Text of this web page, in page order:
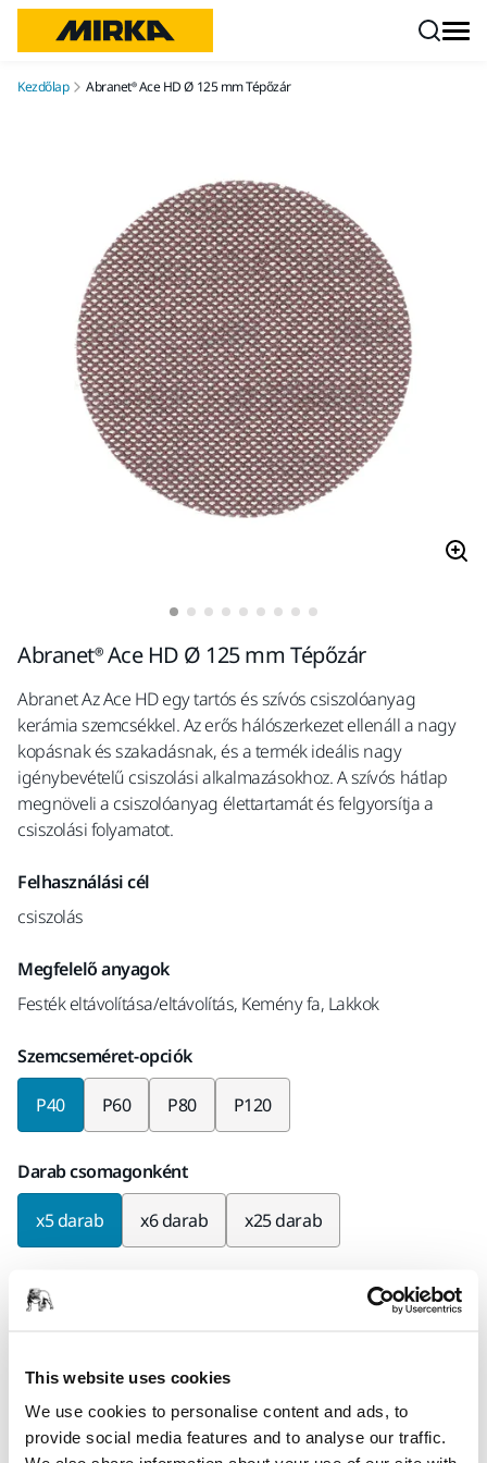
This website uses cookies
We use cookies to personalise content and ads, to
provide social media features and to analyse our traffic.
Kezdőlap Abranet® Ace HD Ø 125 mm Tépőzár
Abranet® Ace HD Ø 125 mm Tépőzár
Abranet Az Ace HD egy tartós és szívós csiszolóanyag
kerámia szemcsékkel. Az erős hálószerkezet ellenáll a nagy
kopásnak és szakadásnak, és a termék ideális nagy
igénybevételű csiszolási alkalmazásokhoz. A szívós hátlap
megnöveli a csiszolóanyag élettartamát és felgyorsítja a
csiszolási folyamatot.
Felhasználási cél
csiszolás
Megfelelő anyagok
Festék eltávolítása/eltávolítás, Kemény fa, Lakkok
Szemcseméret-opciók
P40 P60 P80 P120
Darab csomagonként
x5 darab x6 darab x25 darab
Mirka kód
Termékinformációk